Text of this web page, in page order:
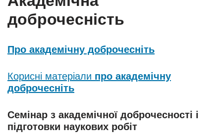
доброчесність
Про академічну доброчесніть
Корисні матеріали про академічну
доброчесніть
Семінар з академічної доброчесності і
підготовки наукових робіт